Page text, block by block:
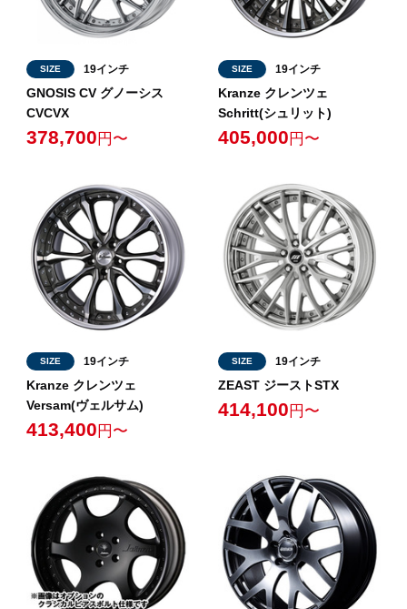
SIZE 19インチ
GNOSIS CV グノーシス
CVCVX
378,700 円〜
SIZE 19インチ
Kranze クレンツェ
Schritt(シュリット)
405,000 円〜
SIZE 19インチ
Kranze クレンツェ
Versam(ヴェルサム)
413,400 円〜
SIZE 19インチ
ZEAST ジーストSTX
414,100 円〜